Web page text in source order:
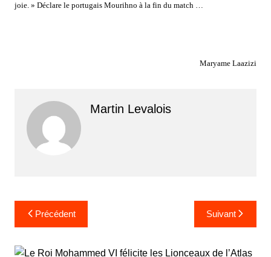
joie. » Déclare le portugais Mourihno à la fin du match …
Maryame Laazizi
Martin Levalois
Navigation
de
l’article
Précédent Suivant